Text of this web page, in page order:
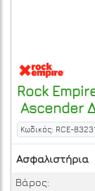
Rock
Ascender
Κωδικός: RCE-
Ασφαλιστήρια
Βάρος: